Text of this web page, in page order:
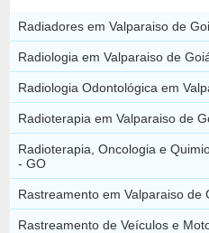
Radiadores em Valparaiso de
Radiologia em Valparaiso de
Radiologia Odontológica em
Radioterapia em Valparaiso de
Radioterapia, Oncologia e
- GO
Rastreamento em Valparaiso de
Rastreamento de Veículos e